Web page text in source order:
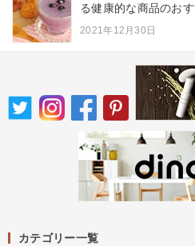
る健康的な商品のお
2021年12月30日
カテゴリー一覧